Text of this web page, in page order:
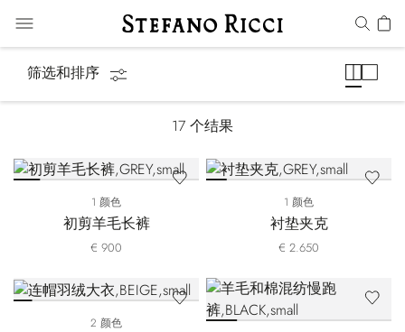
筛选和排序
17 个结果
1 颜色
初剪羊毛长裤
€ 900
1 颜色
衬垫夹克
€ 2.650
2 颜色